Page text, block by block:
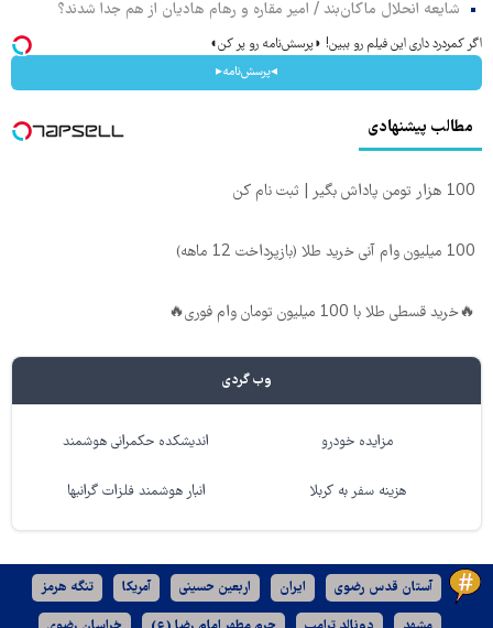
شایعه انحلال ماکان‌بند / امیر مقاره و رهام هادیان از هم جدا شدند؟
اگر کمردرد داری این فیلم رو ببین! ◗پرسش‌نامه رو پر کن◖
◂پرسش‌نامه▸
مطالب پیشنهادی
100 هزار تومن پاداش بگیر | ثبت نام کن
100 میلیون وام آنی خرید طلا (بازپرداخت 12 ماهه)
🔥خرید قسطی طلا با 100 میلیون تومان وام فوری🔥
وب گردی
مزایده خودرو اندیشکده حکمرانی هوشمند
هزینه سفر به کربلا انبار هوشمند فلزات گرانبها
آستان قدس رضوی ایران اربعین حسینی آمریکا تنگه هرمز